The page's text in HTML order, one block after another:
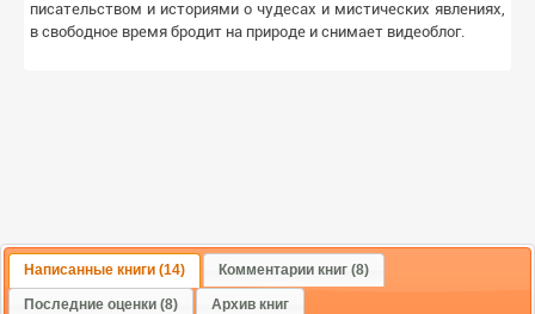
писательством и историями о чудесах и мистических явлениях,
в свободное время бродит на природе и снимает видеоблог.
Написанные книги (14) Комментарии книг (8)
Последние оценки (8) Архив книг